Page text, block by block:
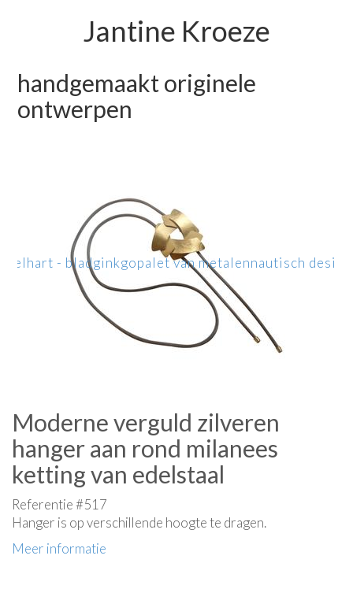
Jantine Kroeze
handgemaakt originele
ontwerpen
hart - bladginkgopalet van metalennautisch design
Moderne verguld zilveren
hanger aan rond milanees
ketting van edelstaal
Referentie #517
Hanger is op verschillende hoogte te dragen.
Meer informatie